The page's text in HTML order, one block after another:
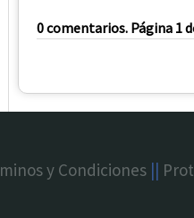
0 comentarios. Página 1
y Condiciones ||